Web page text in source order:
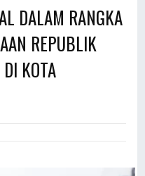
DALAM RANGKA
REPUBLIK
KOTA